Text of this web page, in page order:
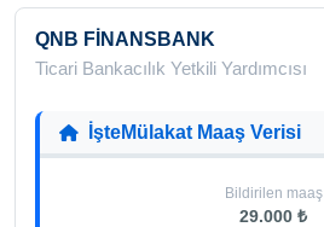
QNB FİNANSBANK
Ticari Bankacılık Yetkili Yardımcısı
İşteMülakat Maaş Verisi
Bildirilen maaş
29.000 ₺